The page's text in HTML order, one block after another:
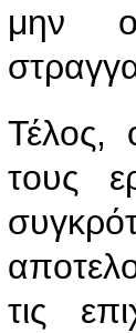
μην
Τέλος,
τους
τις